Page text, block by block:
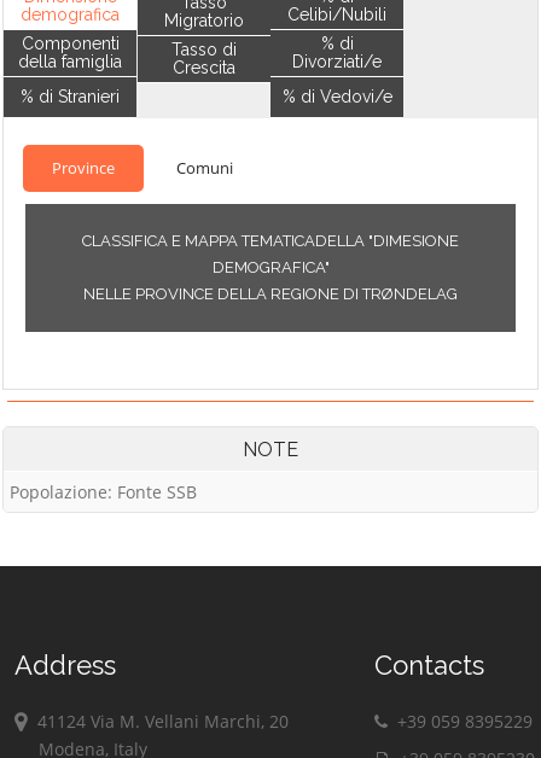
demografica
Componenti
della famiglia
% di Stranieri
Migratorio
Tasso di
Crescita
Celibi/Nubili
% di
Divorziati/e
% di Vedovi/e
Province Comuni
CLASSIFICA E MAPPA TEMATICADELLA "DIMESIONE
DEMOGRAFICA"
NELLE PROVINCE DELLA REGIONE DI TRØNDELAG
NOTE
Popolazione: Fonte SSB
Address
41124 Via M. Vellani Marchi, 20
Modena, Italy
Contacts
+39 059 8395229